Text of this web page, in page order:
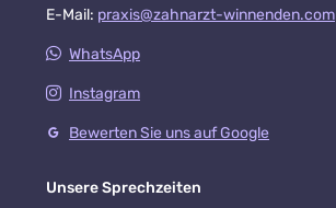
E-Mail: praxis@zahnarzt-winnenden.com
WhatsApp
Instagram
Bewerten Sie uns auf Google
Unsere Sprechzeiten